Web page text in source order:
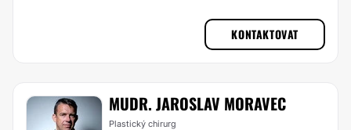
KONTAKTOVAT
MUDR. JAROSLAV MORAVEC
Plastický chirurg